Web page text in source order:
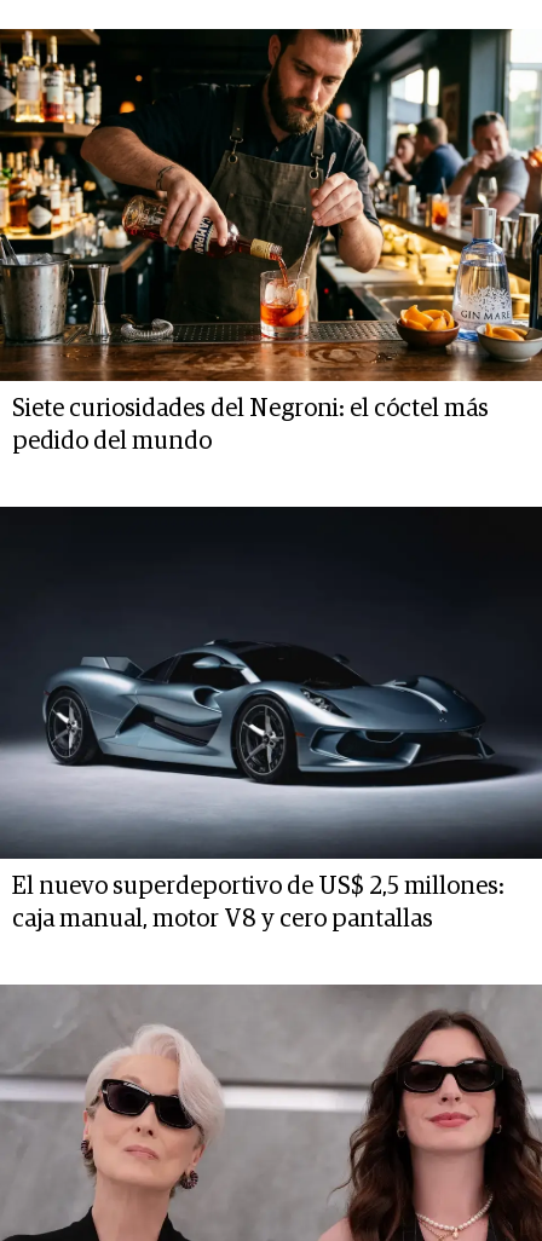
Siete curiosidades del Negroni: el cóctel más
pedido del mundo
El nuevo superdeportivo de US$ 2,5 millones:
caja manual, motor V8 y cero pantallas